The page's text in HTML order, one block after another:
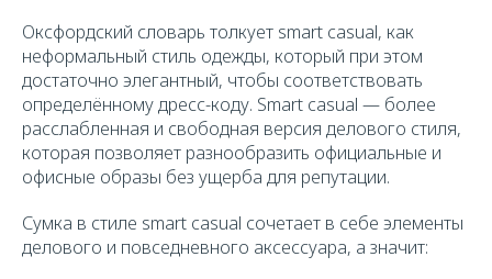
Оксфордский словарь толкует smart casual, как
неформальный стиль одежды, который при этом
достаточно элегантный, чтобы соответствовать
определённому дресс-коду. Smart casual — более
расслабленная и свободная версия делового стиля,
которая позволяет разнообразить официальные и
офисные образы без ущерба для репутации.
Сумка в стиле smart casual сочетает в себе элементы
делового и повседневного аксессуара, а значит: